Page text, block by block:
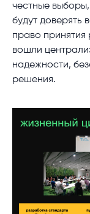
честные
будут доверять
право
вошли
надежности,
решения.